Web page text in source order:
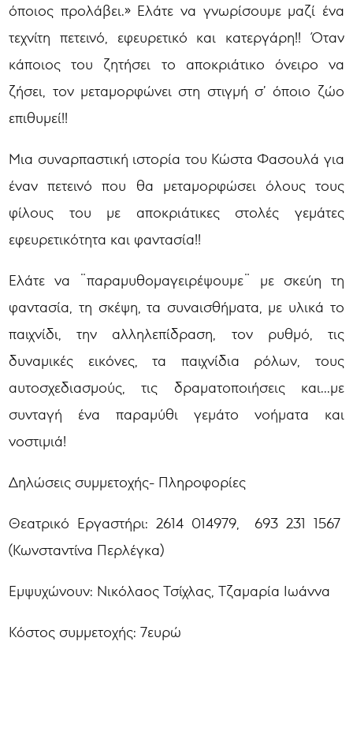
όποιος προλάβει.» Ελάτε να γνωρίσουμε μαζί ένα
τεχνίτη πετεινό, εφευρετικό και κατεργάρη!! Όταν
κάποιος του ζητήσει το αποκριάτικο όνειρο να
ζήσει, τον μεταμορφώνει στη στιγμή σ’ όποιο ζώο
επιθυμεί!!
Μια συναρπαστική ιστορία του Κώστα Φασουλά για
έναν πετεινό που θα μεταμορφώσει όλους τους
φίλους του με αποκριάτικες στολές γεμάτες
εφευρετικότητα και φαντασία!!
Ελάτε να ¨παραμυθομαγειρέψουμε¨ με σκεύη τη
φαντασία, τη σκέψη, τα συναισθήματα, με υλικά το
παιχνίδι, την αλληλεπίδραση, τον ρυθμό, τις
δυναμικές εικόνες, τα παιχνίδια ρόλων, τους
αυτοσχεδιασμούς, τις δραματοποιήσεις και...με
συνταγή ένα παραμύθι γεμάτο νοήματα και
νοστιμιά!
Δηλώσεις συμμετοχής- Πληροφορίες
Θεατρικό Εργαστήρι: 2614 014979, 693 231 1567
(Κωνσταντίνα Περλέγκα)
Εμψυχώνουν: Νικόλαος Τσίχλας, Τζαμαρία Ιωάννα
Κόστος συμμετοχής: 7ευρώ